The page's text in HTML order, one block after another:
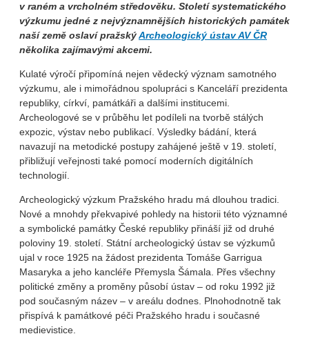
v raném a vrcholném středověku. Století systematického
výzkumu jedné z nejvýznamnějších historických památek
naší země oslaví pražskýArcheologický ústav AV ČR
několika zajímavými akcemi.
Kulaté výročí připomíná nejen vědecký význam samotného
výzkumu, ale i mimořádnou spolupráci s Kanceláří prezidenta
republiky, církví, památkáři a dalšími institucemi.
Archeologové se v průběhu let podíleli na tvorbě stálých
expozic, výstav nebo publikací. Výsledky bádání, která
navazují na metodické postupy zahájené ještě v 19. století,
přibližují veřejnosti také pomocí moderních digitálních
technologií.
Archeologický výzkum Pražského hradu má dlouhou tradici.
Nové a mnohdy překvapivé pohledy na historii této významné
a symbolické památky České republiky přináší již od druhé
poloviny 19. století. Státní archeologický ústav se výzkumů
ujal v roce 1925 na žádost prezidenta Tomáše Garrigua
Masaryka a jeho kancléře Přemysla Šámala. Přes všechny
politické změny a proměny působí ústav – od roku 1992 již
pod současným název – v areálu dodnes. Plnohodnotně tak
přispívá k památkové péči Pražského hradu i současné
medievistice.